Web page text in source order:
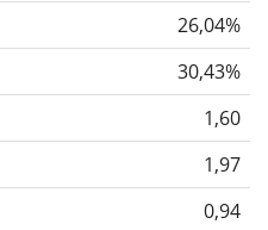
Basis der Daten der
du sehen kannst, ob
Laufe der Zeit stärker
Informationen
26,04%
30,43%
1,60
1,97
0,94